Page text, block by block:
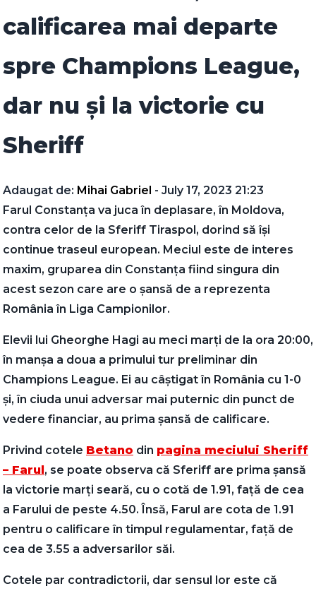
calificarea mai departe
spre Champions League,
dar nu și la victorie cu
Sheriff
Adaugat de: Mihai Gabriel - July 17, 2023 21:23
Farul Constanța va juca în deplasare, în Moldova,
contra celor de la Sferiff Tiraspol, dorind să își
continue traseul european. Meciul este de interes
maxim, gruparea din Constanța fiind singura din
acest sezon care are o șansă de a reprezenta
România în Liga Campionilor.
Elevii lui Gheorghe Hagi au meci marți de la ora 20:00,
în manșa a doua a primului tur preliminar din
Champions League. Ei au câștigat în România cu 1-0
și, în ciuda unui adversar mai puternic din punct de
vedere financiar, au prima șansă de calificare.
Privind cotele Betano din pagina meciului Sheriff
– Farul, se poate observa că Sferiff are prima șansă
la victorie marți seară, cu o cotă de 1.91, față de cea
a Farului de peste 4.50. Însă, Farul are cota de 1.91
pentru o calificare în timpul regulamentar, față de
cea de 3.55 a adversarilor săi.
Cotele par contradictorii, dar sensul lor este că